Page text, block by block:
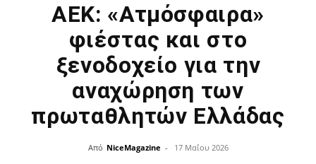
ΑΕΚ: «Ατμόσφαιρα»
φιέστας και στο
ξενοδοχείο για την
αναχώρηση των
πρωταθλητών Ελλάδας
Από NiceMagazine - 17 Μαΐου 2026